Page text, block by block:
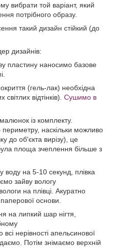
вибрати той варіант, який
потрібного образу.
такий дизайн стійкий (до
дизайнів:
пластину наносимо базове
(гель-лак) необхідна
відтінків). Сушимо в
із комплекту.
наскільки можливо
до об'єкта вирізу), це
площа зчеплення більше з
воду на 5-10 секунд, плівка
зайву вологу
на плівці. Акуратно
основи.
на липкий шар нігтя,
нерівності апельсинової
Потім знімаємо верхній